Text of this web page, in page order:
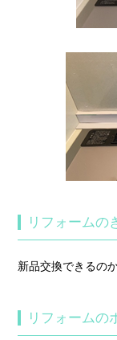
リフォームの
新品交換できるの
リフォームの